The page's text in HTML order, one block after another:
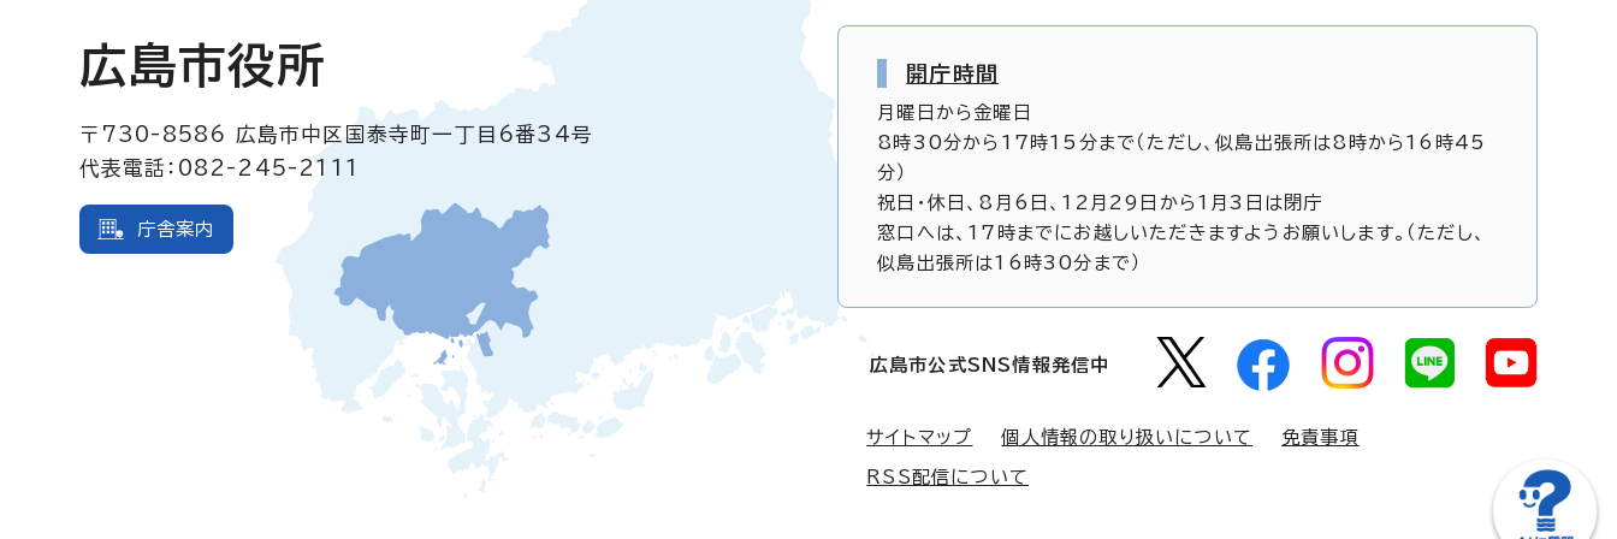
広島市役所
〒730-8586
広島市中区国泰寺町一丁目6番34号
代表電話：082-245-2111
庁舎案内
開庁時間
月曜日から金曜日
8時30分から17時15分まで（ただし、似島出張所は8時から16時45
分）
祝日・休日、8月6日、12月29日から1月3日は閉庁
窓口へは、17時までにお越しいただきますようお願いします。（ただし、
似島出張所は16時30分まで）
広島市公式SNS情報発信中
サイトマップ 個人情報の取り扱いについて 免責事項
RSS配信について